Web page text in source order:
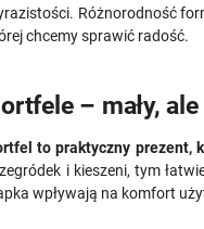
Różnorodność
chcemy sprawić radość.
– mały,
to praktyczny prezent,
i kieszeni, tym
wpływają na komfort